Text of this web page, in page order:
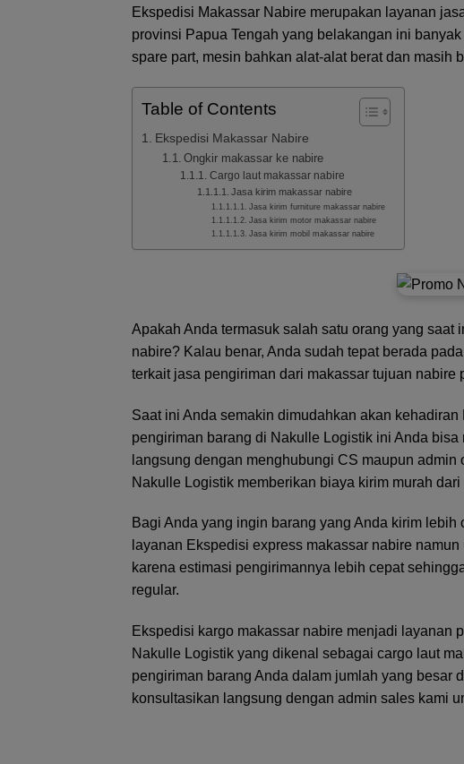
Ekspedisi Makassar Nabire merupakan layanan
provinsi Papua Tengah yang belakangan ini
spare part, mesin bahkan alat-alat berat dan masih
Table of Contents
Ekspedisi Makassar Nabire
Ongkir makassar ke nabire
Cargo laut makassar nabire
Jasa kirim makassar nabire
Jasa kirim furniture makassar nabire
Jasa kirim motor makassar nabire
Jasa kirim mobil makassar nabire
Apakah Anda termasuk salah satu orang yang
nabire? Kalau benar, Anda sudah tepat berada
terkait jasa pengiriman dari makassar tujuan nabire
Saat ini Anda semakin dimudahkan akan
pengiriman barang di Nakulle Logistik ini Anda
langsung dengan menghubungi CS maupun
Nakulle Logistik memberikan biaya kirim murah dari
Bagi Anda yang ingin barang yang Anda kirim
layanan Ekspedisi express makassar nabire
karena estimasi pengirimannya lebih cepat
regular.
Ekspedisi kargo makassar nabire menjadi layanan
Nakulle Logistik yang dikenal sebagai cargo laut
pengiriman barang Anda dalam jumlah yang besar
konsultasikan langsung dengan admin sales kami